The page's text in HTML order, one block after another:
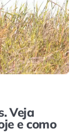
Veja
e como